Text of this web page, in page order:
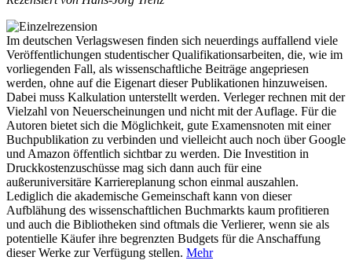
Im deutschen Verlagswesen finden sich neuerdings auffallend viele
Veröffentlichungen studentischer Qualifikationsarbeiten, die, wie im
vorliegenden Fall, als wissenschaftliche Beiträge angepriesen
werden, ohne auf die Eigenart dieser Publikationen hinzuweisen.
Dabei muss Kalkulation unterstellt werden. Verleger rechnen mit der
Vielzahl von Neuerscheinungen und nicht mit der Auflage. Für die
Autoren bietet sich die Möglichkeit, gute Examensnoten mit einer
Buchpublikation zu verbinden und vielleicht auch noch über Google
und Amazon öffentlich sichtbar zu werden. Die Investition in
Druckkostenzuschüsse mag sich dann auch für eine
außeruniversitäre Karriereplanung schon einmal auszahlen.
Lediglich die akademische Gemeinschaft kann von dieser
Aufblähung des wissenschaftlichen Buchmarkts kaum profitieren
und auch die Bibliotheken sind oftmals die Verlierer, wenn sie als
potentielle Käufer ihre begrenzten Budgets für die Anschaffung
dieser Werke zur Verfügung stellen. Mehr